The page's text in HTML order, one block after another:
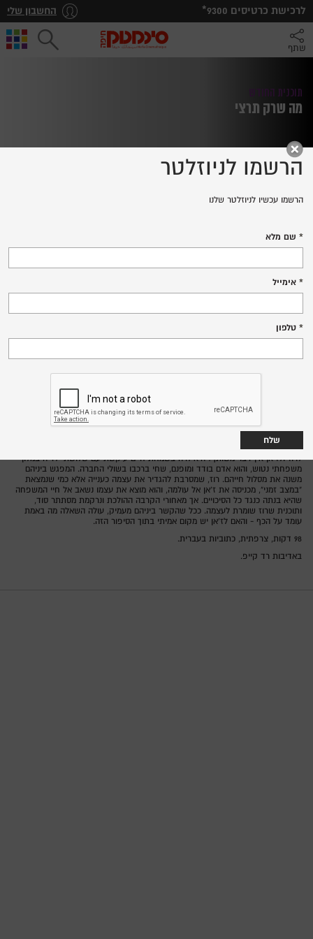
*לרכישת כרטיסים 9300 החשבון שלי
שתף
תוכנית החודש
מה שרק תרצי
פרטים נוספים
שישי, 12.6.26
ז'אן-בטיסט לאונטי
סנדרין קיברלן, פייר לוטן, לואיז לאבק
הקרנת טרום בכורה
לרוז ולז’אן אין דבר משותף: היא חיה בשמחת חיים עיקשת עם שלושת ילדיה במלון
משפחתי נטוש, והוא אדם בודד ומופנם, שחי ברכבו בשולי החברה. המפגש ביניהם
משנה את מסלול חייהם. רוז, שמסרבת להגדיר את עצמה כענייה אלא כמי שנמצאת
“במצב זמני”, מכניסה את ז’אן אל עולמה, והוא מוצא את עצמו נשאב אל חיי המשפחה
שהיא בנתה כנגד כל הסיכויים. אך מאחורי הקרבה ההולכת ונרקמת מסתתר סוד,
ותוכנית שרוז שומרת לעצמה. ככל שהקשר ביניהם מעמיק, עולה השאלה מה באמת
עומד על הכף - והאם לז’אן יש מקום אמיתי בתוך הסיפור הזה.
98 דקות, צרפתית, כתוביות בעברית.
באדיבות רד קייפ.
הרשמו לניוזלטר
הרשמו עכשיו לניוזלטר שלנו
שם מלא
אימייל
טלפון